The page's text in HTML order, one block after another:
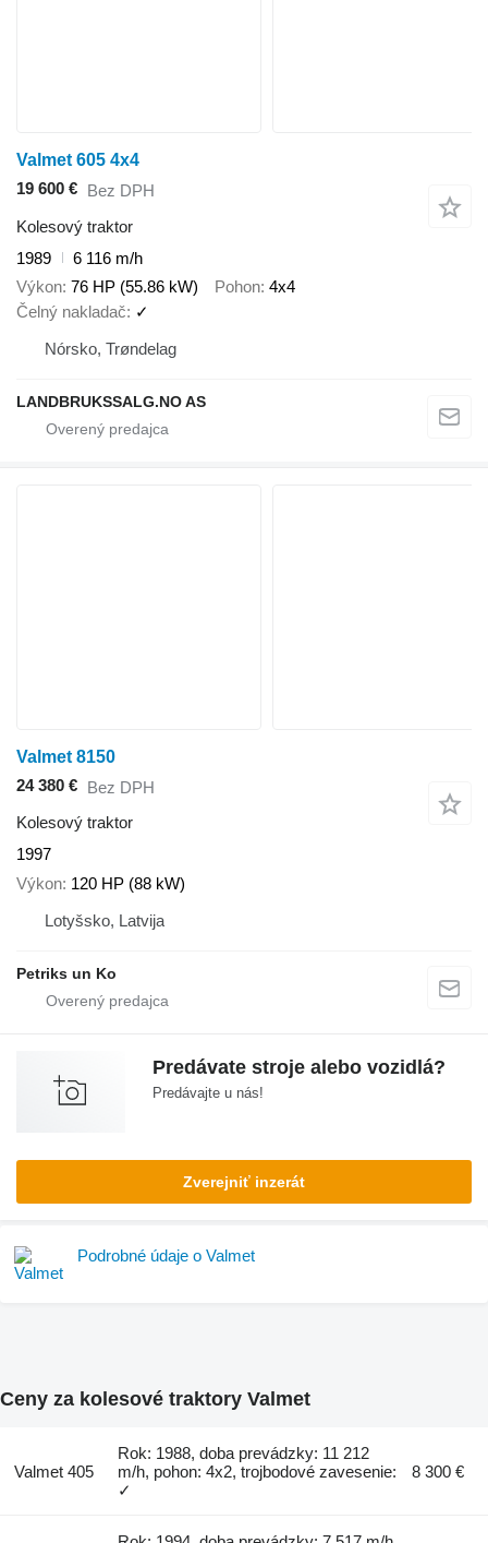
Valmet 605 4x4
19 600 € Bez DPH
Kolesový traktor
1989
6 116 m/h
Výkon 76 HP (55.86 kW) Pohon 4x4
Čelný nakladač
✓
Nórsko, Trøndelag
LANDBRUKSSALG.NO AS
Valmet 8150
24 380 € Bez DPH
Kolesový traktor
1997
Výkon 120 HP (88 kW)
Lotyšsko, Latvija
Petriks un Ko
Predávate stroje alebo vozidlá?
Predávajte u nás!
Zverejniť inzerát
Podrobné údaje o Valmet
Ceny za kolesové traktory Valmet
Valmet 405
Rok: 1988, doba prevádzky: 11 212
m/h, pohon: 4x2, trojbodové zavesenie:
✓
8 300 €